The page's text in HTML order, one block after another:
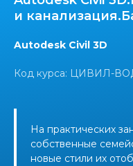
и
Autodesk Civil 3D
Код курса: ЦИВИЛ-
На практических
собственные
новые стили их